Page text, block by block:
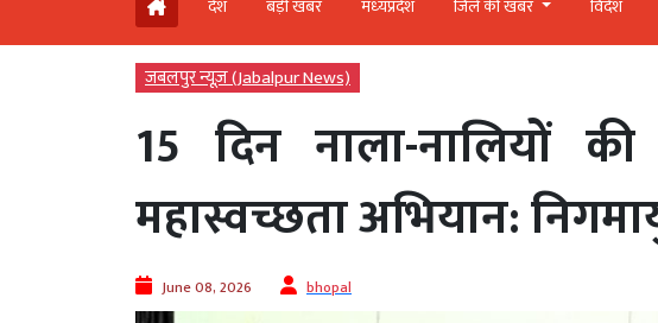
देश बड़ी खबर मध्‍यप्रदेश जिले की खबर विदेश
जबलपुर न्यूज़ (Jabalpur News)
15 दिन नाला-नालियों
महास्वच्छता अभियान:
June 08, 2026 bhopal